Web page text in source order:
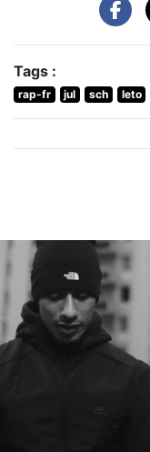
Tags :
rap-fr jul sch leto